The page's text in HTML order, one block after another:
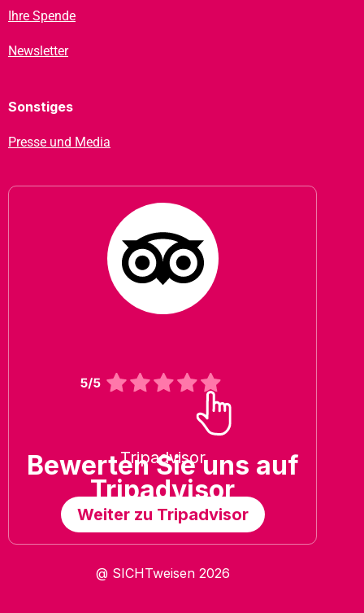
Ihre Spende
Newsletter
Sonstiges
Presse und Media
Tripadvisor
Bewerten Sie uns auf
Tripadvisor
Weiter zu Tripadvisor
@ SICHTweisen 2026